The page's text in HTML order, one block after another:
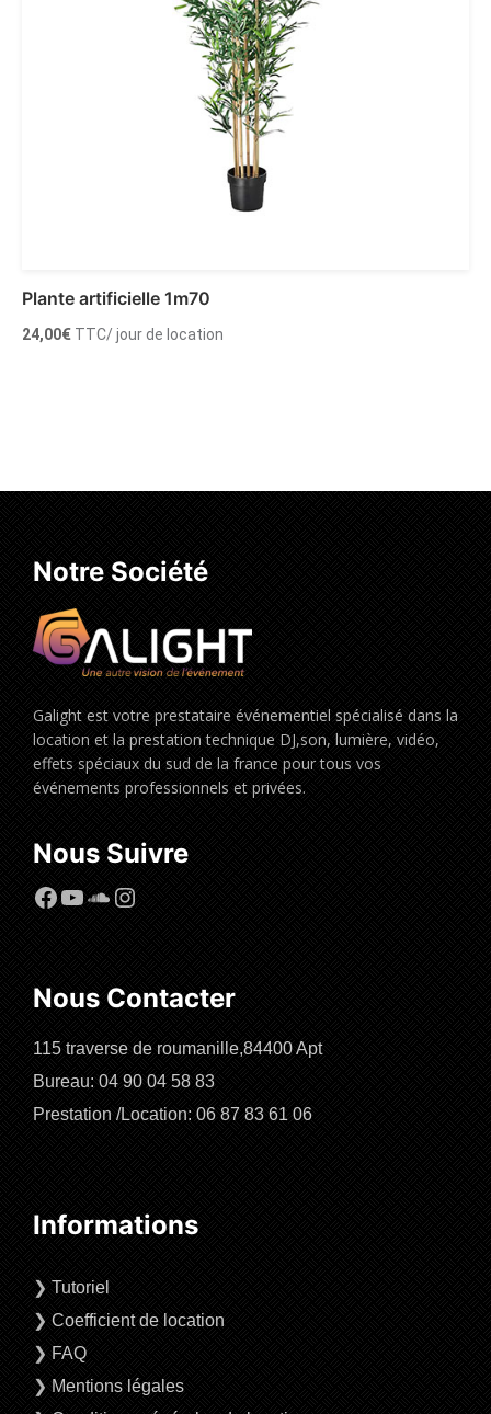
Plante artificielle 1m70
24,00€ TTC/ jour de location
Notre Société
Galight est votre prestataire événementiel spécialisé dans la
location et la prestation technique DJ,son, lumière, vidéo,
effets spéciaux du sud de la france pour tous vos
événements professionnels et privées.
Nous Suivre
Facebook
YouTube
SoundCloud
Instagram
Nous Contacter
115 traverse de roumanille,84400 Apt
Bureau: 04 90 04 58 83
Prestation /Location: 06 87 83 61 06
Informations
❯ Tutoriel
❯ Coefficient de location
❯ FAQ
❯ Mentions légales